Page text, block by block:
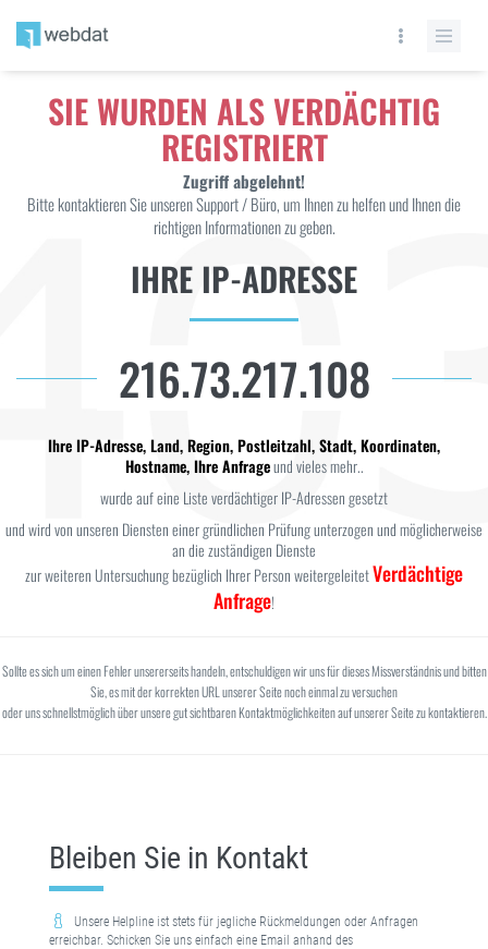
SIE WURDEN ALS VERDÄCHTIG
REGISTRIERT
Zugriff abgelehnt!
Bitte kontaktieren Sie unseren Support / Büro, um Ihnen zu helfen und Ihnen die
richtigen Informationen zu geben.
IHRE IP-ADRESSE
216.73.217.108
Ihre IP-Adresse, Land, Region, Postleitzahl, Stadt, Koordinaten,
Hostname, Ihre Anfrageund vieles mehr..
wurde auf eine Liste verdächtiger IP-Adressen gesetzt
und wird von unseren Diensten einer gründlichen Prüfung unterzogen und möglicherweise
an die zuständigen Dienste
zur weiteren Untersuchung bezüglich Ihrer Person weitergeleitetVerdächtige
Anfrage!
Sollte es sich um einen Fehler unsererseits handeln, entschuldigen wir uns für dieses Missverständnis und bitten
Sie, es mit der korrekten URL unserer Seite noch einmal zu versuchen
oder uns schnellstmöglich über unsere gut sichtbaren Kontaktmöglichkeiten auf unserer Seite zu kontaktieren.
Bleiben Sie in Kontakt
Unsere Helpline ist stets für jegliche Rückmeldungen oder Anfragen
erreichbar. Schicken Sie uns einfach eine Email anhand des